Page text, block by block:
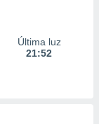
Última luz
21:52